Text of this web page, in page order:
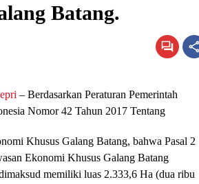
Batang.
– Berdasarkan Peraturan Pemerintah
Nomor 42 Tahun 2017 Tentang
Khusus Galang Batang, bahwa Pasal 2
Ekonomi Khusus Galang Batang
memiliki luas 2.333,6 Ha (dua ribu